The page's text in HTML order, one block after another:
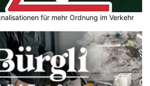
für mehr Ordnung im Verkehr